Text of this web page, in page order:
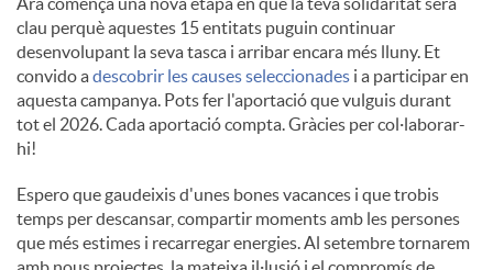
clau perquè aquestes 15 entitats puguin continuar
desenvolupant la seva tasca i arribar encara més lluny. Et
convido adescobrir les causes seleccionades i a participar en
aquesta campanya. Pots fer l'aportació que vulguis durant
tot el 2026. Cada aportació compta. Gràcies per col·laborar-
hi!
Espero que gaudeixis d'unes bones vacances i que trobis
temps per descansar, compartir moments amb les persones
que més estimes i recarregar energies. Al setembre tornarem